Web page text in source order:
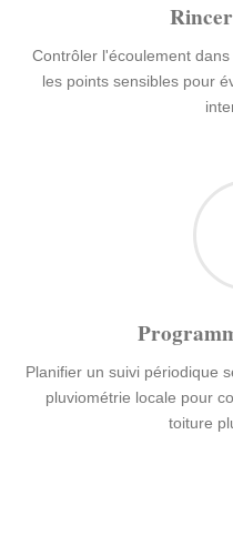
Contrôler l'écoulement
les points sensibles pour
Planifier un suivi périodique
pluviométrie locale pour
toiture